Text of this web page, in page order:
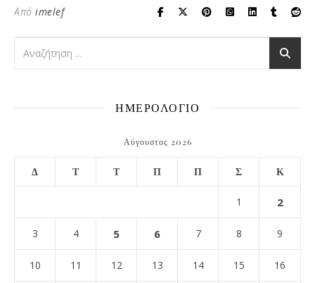
Από imelef
ΗΜΕΡΟΛΟΓΙΟ
Αύγουστος 2026
Δ Τ Τ Π Π Σ Κ
1 2
3 4 5 6 7 8 9
10 11 12 13 14 15 16